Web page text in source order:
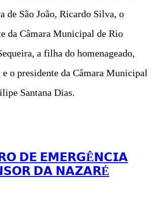
de São João, Ricardo Silva, o
da Câmara Municipal de Rio
a filha do homenageado,
o presidente da Câmara Municipal
Santana Dias.
𝗗𝗘 𝗘𝗠𝗘𝗥𝗚Ê𝗡𝗖𝗜𝗔
𝗗𝗔 𝗡𝗔𝗭𝗔𝗥É